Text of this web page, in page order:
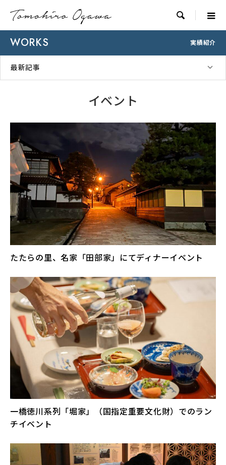

WORKS 実績紹介
最新記事
イベント
たたらの里、名家「田部家」にてディナーイベント
一橋徳川系列「堀家」（国指定重要文化財）でのラン
チイベント